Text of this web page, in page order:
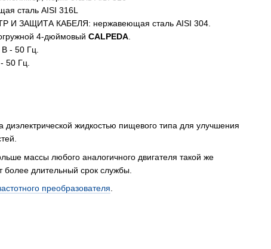
сталь AISI 316L
ЗАЩИТА КАБЕЛЯ: нержавеющая сталь AISI 304.
4-дюймовый CALPEDA.
- 50 Гц.
50 Гц.
жидкостью пищевого типа для улучшения
массы любого аналогичного двигателя такой же
более длительный срок службы.
преобразователя